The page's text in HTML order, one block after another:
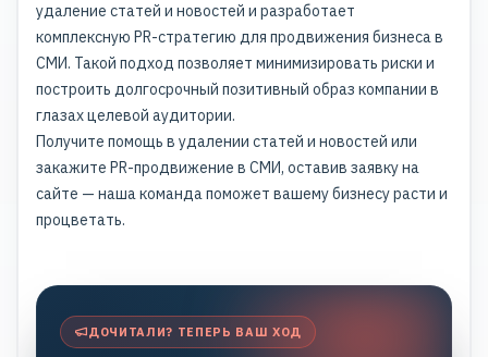
удаление статей и новостей и разработает
комплексную PR-стратегию для продвижения бизнеса в
СМИ. Такой подход позволяет минимизировать риски и
построить долгосрочный позитивный образ компании в
глазах целевой аудитории.
Получите помощь в удалении статей и новостей или
закажите PR-продвижение в СМИ, оставив заявку на
сайте — наша команда поможет вашему бизнесу расти и
процветать.
ДОЧИТАЛИ? ТЕПЕРЬ ВАШ ХОД